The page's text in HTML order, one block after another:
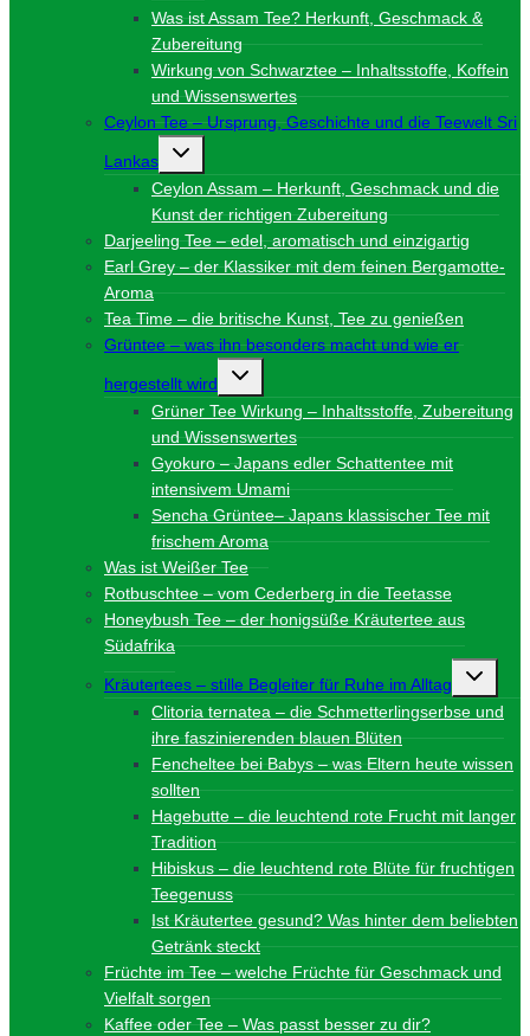
Was ist Assam Tee? Herkunft, Geschmack &
Zubereitung
Wirkung von Schwarztee – Inhaltsstoffe, Koffein
und Wissenswertes
Ceylon Tee – Ursprung, Geschichte und die Teewelt Sri
Lankas
Untermenü
Ceylon Assam – Herkunft, Geschmack und die
Kunst der richtigen Zubereitung
Darjeeling Tee – edel, aromatisch und einzigartig
Earl Grey – der Klassiker mit dem feinen Bergamotte-
Aroma
Tea Time – die britische Kunst, Tee zu genießen
Grüntee – was ihn besonders macht und wie er
hergestellt wird
Untermenü
Grüner Tee Wirkung – Inhaltsstoffe, Zubereitung
und Wissenswertes
Gyokuro – Japans edler Schattentee mit
intensivem Umami
Sencha Grüntee– Japans klassischer Tee mit
frischem Aroma
Was ist Weißer Tee
Rotbuschtee – vom Cederberg in die Teetasse
Honeybush Tee – der honigsüße Kräutertee aus
Südafrika
Kräutertees – stille Begleiter für Ruhe im Alltag
Clitoria ternatea – die Schmetterlingserbse und
ihre faszinierenden blauen Blüten
Fencheltee bei Babys – was Eltern heute wissen
sollten
Hagebutte – die leuchtend rote Frucht mit langer
Tradition
Hibiskus – die leuchtend rote Blüte für fruchtigen
Teegenuss
Ist Kräutertee gesund? Was hinter dem beliebten
Getränk steckt
Früchte im Tee – welche Früchte für Geschmack und
Vielfalt sorgen
Kaffee oder Tee – Was passt besser zu dir?